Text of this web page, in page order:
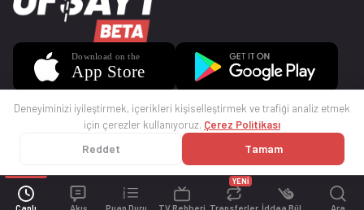
Canlı Akış TV Rehberi Transferler
YENİ
Ara
© 2025 Ofsayt
Deneyiminizi iyileştirmek, içerikleri kişiselleştirmek ve trafiği analiz etmek
için çerezler kullanıyoruz. Çerez Politikası
Reddet Tamam